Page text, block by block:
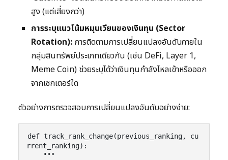
สูง (แต่เสี่ยงกว่า)
การระบุแนวโน้มหมุนเวียนของเงินทุน (Sector
Rotation): การติดตามการเปลี่ยนแปลงอันดับภายใน
กลุ่มสินทรัพย์ประเภทเดียวกัน (เช่น DeFi, Layer 1,
Meme Coin) ช่วยระบุได้ว่าเงินทุนกำลังไหลเข้าหรือออก
จากเซกเตอร์ใด
ตัวอย่างการตรวจสอบการเปลี่ยนแปลงอันดับอย่างง่าย:
def track_rank_change(previous_ranking, cu
rrent_ranking):